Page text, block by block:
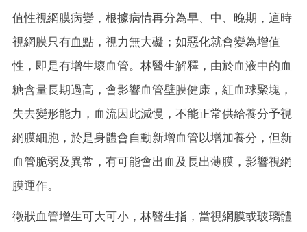
值性視網膜病變，根據病情再分為早、中、晚期，這時
視網膜只有血點，視力無大礙；如惡化就會變為增值
性，即是有增生壞血管。林醫生解釋，由於血液中的血
糖含量長期過高，會影響血管壁膜健康，紅血球聚塊，
失去變形能力，血流因此減慢，不能正常供給養分予視
網膜細胞，於是身體會自動新增血管以增加養分，但新
血管脆弱及異常，有可能會出血及長出薄膜，影響視網
膜運作。
徵狀血管增生可大可小，林醫生指，當視網膜或玻璃體